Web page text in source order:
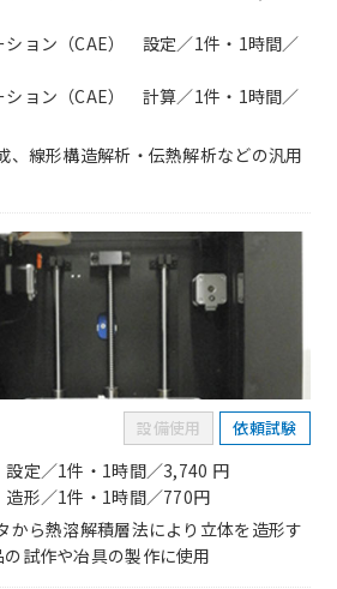
ション（CAE） 設定／1件・1時間／
ション（CAE） 計算／1件・1時間／
、線形構造解析・伝熱解析などの汎用
設備使用 依頼試験
定／1件・1時間／3,740 円
形／1件・1時間／770円
から熱溶解積層法により立体を造形す
試作や冶具の製作に使用